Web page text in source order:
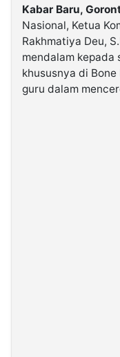
Kabarbaru.co
2026
Kabar Baru,
Nasional, Ketua
Rakhmatiya Deu,
mendalam kepada
khususnya di
guru dalam